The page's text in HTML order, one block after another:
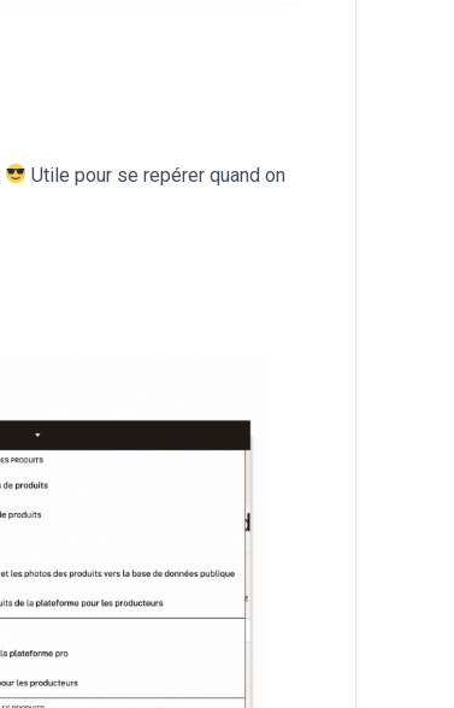
Utile pour se repérer quand on